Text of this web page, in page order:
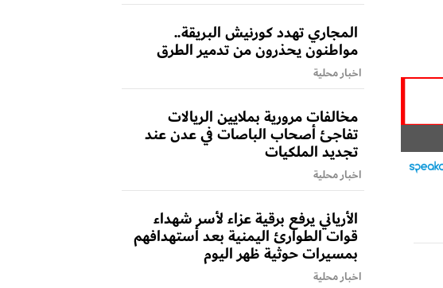
المجاري تهدد كورنيش البريقة..
مواطنون يحذرون من تدمير الطرق
اخبار محلية
مخالفات مرورية بملايين الريالات
تفاجئ أصحاب الباصات في عدن عند
تجديد الملكيات
اخبار محلية
الأرياني يرفع برقية عزاء لأسر شهداء
قوات الطوارئ اليمنية بعد أستهدافهم
بمسيرات حوثية ظهر اليوم
اخبار محلية